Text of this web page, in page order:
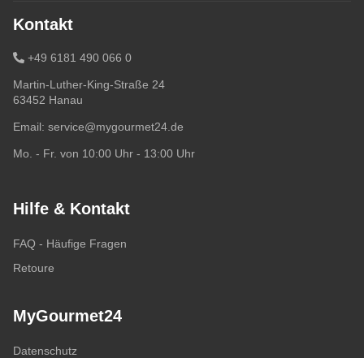
Kontakt
+49 6181 490 066 0
Martin-Luther-King-Straße 24
63452 Hanau
Email: service@mygourmet24.de
Mo. - Fr. von 10:00 Uhr - 13:00 Uhr
Hilfe & Kontakt
FAQ - Häufige Fragen
Retoure
MyGourmet24
Datenschutz